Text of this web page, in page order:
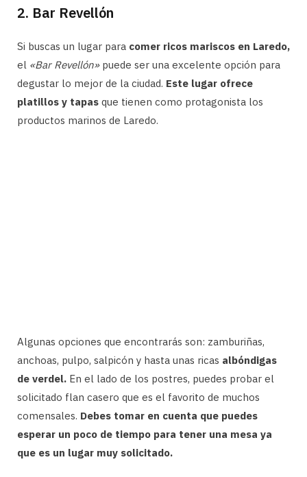
2. Bar Revellón
Si buscas un lugar para comer ricos mariscos en Laredo,
el «Bar Revellón»puede ser una excelente opción para
degustar lo mejor de la ciudad. Este lugar ofrece
platillos y tapas que tienen como protagonista los
productos marinos de Laredo.
Algunas opciones que encontrarás son: zamburiñas,
anchoas, pulpo, salpicón y hasta unas ricas albóndigas
de verdel. En el lado de los postres, puedes probar el
solicitado flan casero que es el favorito de muchos
comensales. Debes tomar en cuenta que puedes
esperar un poco de tiempo para tener una mesa ya
que es un lugar muy solicitado.